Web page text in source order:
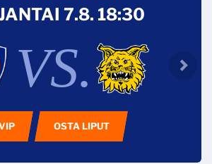
7.8. 18:30
VS.
OSTA LIPUT